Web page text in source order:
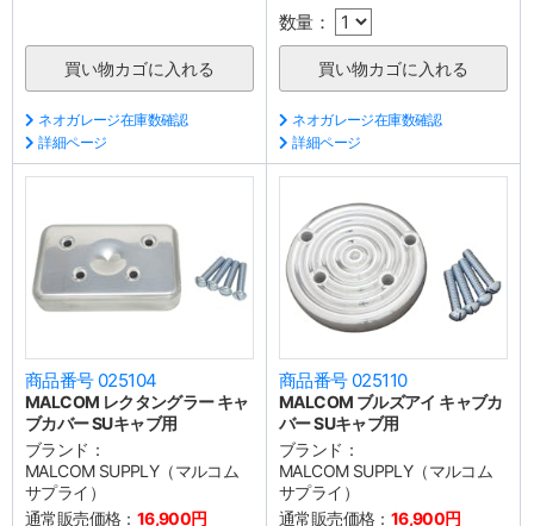
ネオガレージ在庫数確認
詳細ページ
数量：
ネオガレージ在庫数確認
詳細ページ
商品番号 025104
MALCOM レクタングラー キャ
ブカバー SUキャブ用
ブランド：
MALCOM SUPPLY（マルコム
サプライ）
通常販売価格： 16,900円
商品番号 025110
MALCOM ブルズアイ キャブカ
バー SUキャブ用
ブランド：
MALCOM SUPPLY（マルコム
サプライ）
通常販売価格： 16,900円